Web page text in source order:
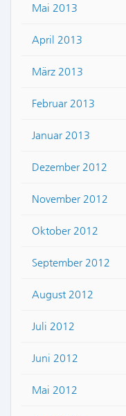
Mai 2013
April 2013
März 2013
Februar 2013
Januar 2013
Dezember 2012
November 2012
Oktober 2012
September 2012
August 2012
Juli 2012
Juni 2012
Mai 2012